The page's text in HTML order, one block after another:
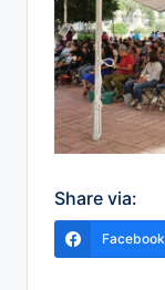
Share via:
Facebook